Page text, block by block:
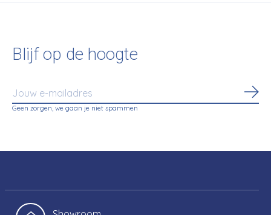
Blijf op de hoogte
Geen zorgen, we gaan je niet spammen